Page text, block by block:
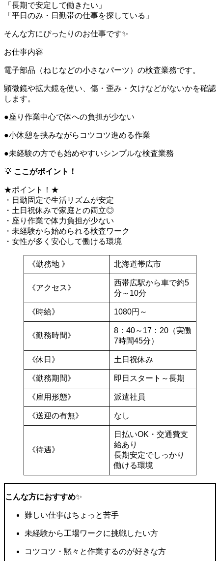
「長期で安定して働きたい」
「平日のみ・日勤帯の仕事を探している」
そんな方にぴったりのお仕事です✨
お仕事内容
電子部品（ねじなどの小さなパーツ）の検査業務です。
顕微鏡や拡大鏡を使い、傷・歪み・欠けなどがないかを確認
します。
●座り作業中心で体への負担が少ない
●小休憩を挟みながらコツコツ進める作業
●未経験の方でも始めやすいシンプルな検査業務
💡 ここがポイント！
★ポイント！★
・日勤固定で生活リズムが安定
・土日祝休みで家庭との両立◎
・座り作業で体力負担が少ない
・未経験から始められる検査ワーク
・女性が多く安心して働ける環境
《勤務地 》 北海道帯広市
《アクセス》
西帯広駅から車で約5
分～10分
《時給》 1080円～
《勤務時間》
8：40～17：20（実働
7時間45分）
《休日》 土日祝休み
《勤務期間》 即日スタート～長期
《雇用形態》 派遣社員
《送迎の有無》 なし
《待遇》
日払いOK・交通費支
給あり
長期安定でしっかり
働ける環境
こんな方におすすめ✨
難しい仕事はちょっと苦手
未経験から工場ワークに挑戦したい方
コツコツ・黙々と作業するのが好きな方